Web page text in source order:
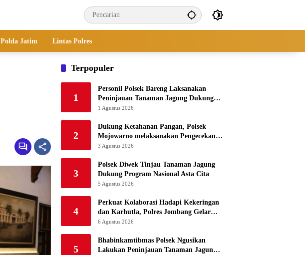
Polda Jatim Lintas Polres
Terpopuler
1
Personil Polsek Bareng Laksanakan
Peninjauan Tanaman Jagung Dukung
Program Ketahanan Pangan
1 Agustus 2026
2
Dukung Ketahanan Pangan, Polsek
Mojowarno melaksanakan Pengecekan
Tanaman Jagung
3 Agustus 2026
3
Polsek Diwek Tinjau Tanaman Jagung
Dukung Program Nasional Asta Cita
5 Agustus 2026
4
Perkuat Kolaborasi Hadapi Kekeringan
dan Karhutla, Polres Jombang Gelar
Apel Siaga Bencana
6 Agustus 2026
5
Bhabinkamtibmas Polsek Ngusikan
Lakukan Peninjauan Tanaman Jagung